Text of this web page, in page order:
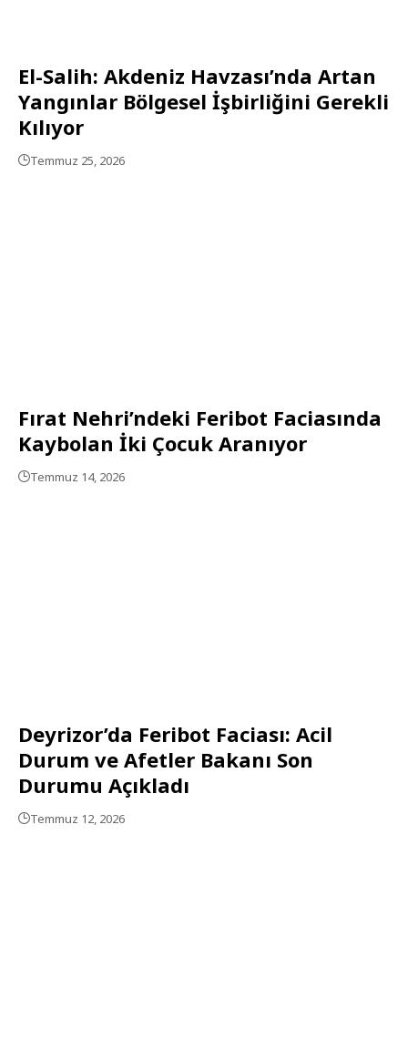
El-Salih: Akdeniz Havzası’nda Artan
Yangınlar Bölgesel İşbirliğini Gerekli
Kılıyor
Temmuz 25, 2026
Fırat Nehri’ndeki Feribot Faciasında
Kaybolan İki Çocuk Aranıyor
Temmuz 14, 2026
Deyrizor’da Feribot Faciası: Acil
Durum ve Afetler Bakanı Son
Durumu Açıkladı
Temmuz 12, 2026